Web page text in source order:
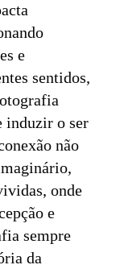
e
sentidos,
induzir o ser
não
onde
e
sempre
da